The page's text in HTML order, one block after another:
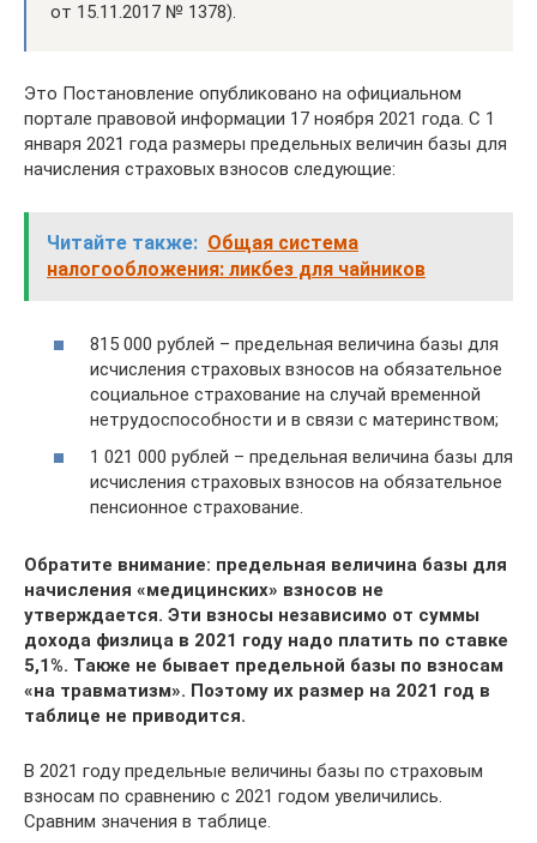
от 15.11.2017 № 1378).
Это Постановление опубликовано на официальном
портале правовой информации 17 ноября 2021 года. С 1
января 2021 года размеры предельных величин базы для
начисления страховых взносов следующие:
Читайте также: Общая система
налогообложения: ликбез для чайников
815 000 рублей – предельная величина базы для
исчисления страховых взносов на обязательное
социальное страхование на случай временной
нетрудоспособности и в связи с материнством;
1 021 000 рублей – предельная величина базы для
исчисления страховых взносов на обязательное
пенсионное страхование.
Обратите внимание: предельная величина базы для
начисления «медицинских» взносов не
утверждается. Эти взносы независимо от суммы
дохода физлица в 2021 году надо платить по ставке
5,1%. Также не бывает предельной базы по взносам
«на травматизм». Поэтому их размер на 2021 год в
таблице не приводится.
В 2021 году предельные величины базы по страховым
взносам по сравнению с 2021 годом увеличились.
Сравним значения в таблице.